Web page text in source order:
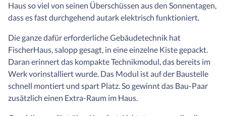
Haus so viel von seinen Überschüssen aus den Sonnentagen,
dass es fast durchgehend autark elektrisch funktioniert.
Die ganze dafür erforderliche Gebäudetechnik hat
FischerHaus, salopp gesagt, in eine einzelne Kiste gepackt.
Daran erinnert das kompakte Technikmodul, das bereits im
Werk vorinstalliert wurde. Das Modul ist auf der Baustelle
schnell montiert und spart Platz. So gewinnt das Bau-Paar
zusätzlich einen Extra-Raum im Haus.